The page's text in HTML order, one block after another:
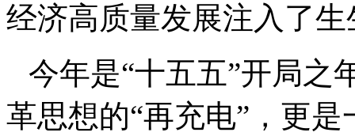
经济高质量发展注入了
今年是“十五五”开局之
革思想的“再充电”，更